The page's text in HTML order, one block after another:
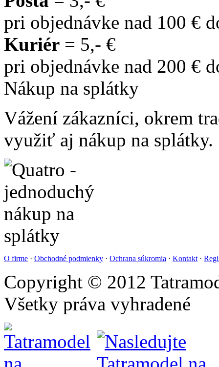
pri objednávke nad 100 €
Kuriér = 5,- €
pri objednávke nad 200 €
Nákup na splátky
Vážení zákazníci, okrem
využiť aj nákup na splátky.
O firme · Obchodné podmienky · Ochrana súkromia · Kontakt ·
Copyright © 2012
Všetky práva vyhradené